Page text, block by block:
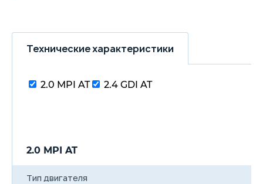
Скрытая в логотипе кнопка
Камера заднего вида
Датчик света
Датчики парковки сзади
Технические характеристики
2.0 MPI AT 2.4 GDI AT
2.0 MPI AT
Тип двигателя